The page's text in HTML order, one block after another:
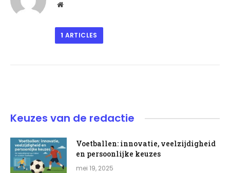
Website
1 ARTICLES
Keuzes van de redactie
Voetballen: innovatie, veelzijdigheid
en persoonlijke keuzes
mei 19, 2025